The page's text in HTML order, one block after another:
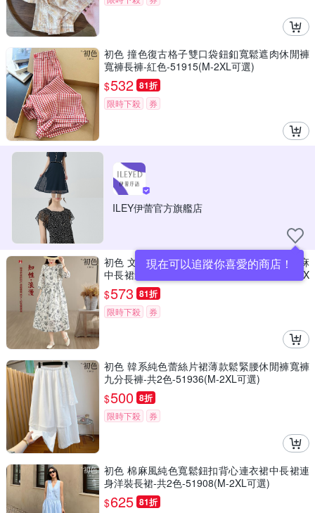
初色 撞色復古格子雙口袋鈕釦寬鬆遮肉休閒褲
寬褲長褲-紅色-51915(M-2XL可選)
$532 81折
限時下殺 券
ILEY伊蕾官方旗艦店
現在可以追蹤你喜愛的商店！
初色 文藝風圓領口袋碎花綁帶燈籠七分袖棉麻
中長裙連衣裙連身洋裝長裙-花色-51809(M-2X
L可選)
$573 81折
限時下殺 券
初色 韓系純色蕾絲片裙薄款鬆緊腰休閒褲寬褲
九分長褲-共2色-51936(M-2XL可選)
$500 8折
限時下殺 券
初色 棉麻風純色寬鬆鈕扣背心連衣裙中長裙連
身洋裝長裙-共2色-51908(M-2XL可選)
$625 81折